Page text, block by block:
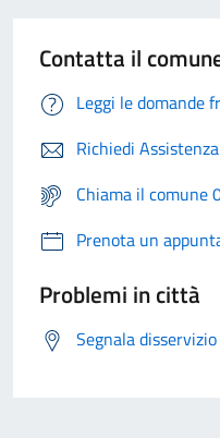
Contatta il
Leggi le domande
Richiedi Assistenza
Chiama il comune
Prenota un
Problemi in città
Segnala disservizio